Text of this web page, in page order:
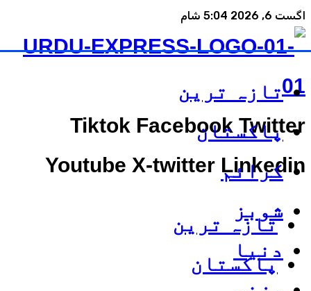
اگست 6, 2026 5:04 شام
Tiktok Facebook Twitter
Youtube X-twitter Linkedin
تازہ ترین
پاکستان
تازہ ترین
پاکستان
کرائم
شوبز
دنیا